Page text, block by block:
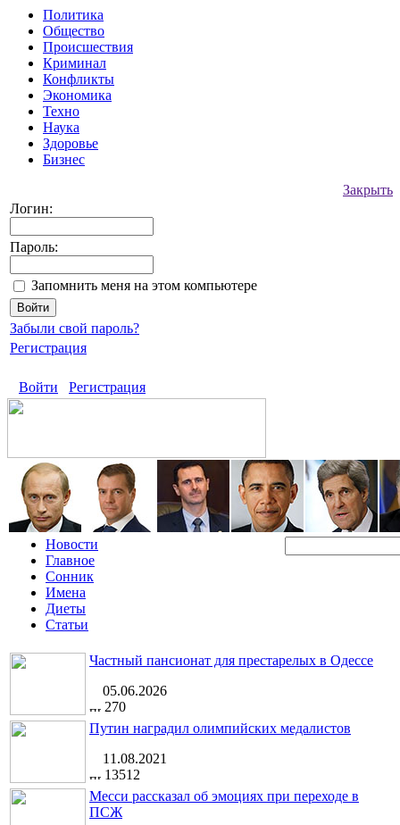
Политика
Общество
Происшествия
Криминал
Конфликты
Экономика
Техно
Наука
Здоровье
Бизнес
Закрыть
Логин:
Пароль:
Запомнить меня на этом компьютере
Забыли свой пароль?
Регистрация
Войти Регистрация
Новости
Главное
Сонник
Имена
Диеты
Статьи
Частный пансионат для престарелых в Одессе
05.06.2026
270
Путин наградил олимпийских медалистов
11.08.2021
13512
Месси рассказал об эмоциях при переходе в
ПСЖ